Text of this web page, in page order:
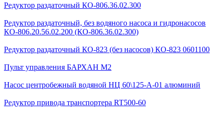
Редуктор раздаточный КО-806.36.02.300
Редуктор раздаточный, без водяного насоса и гидронасосов
КО-806.20.56.02.200 (КО-806.36.02.300)
Редуктор раздаточный КО-823 (без насосов) КО-823 0601100
Пульт управления БАРХАН М2
Насос центробежный водяной НЦ 60\125-А-01 алюминий
Редуктор привода транспортера RT500-60